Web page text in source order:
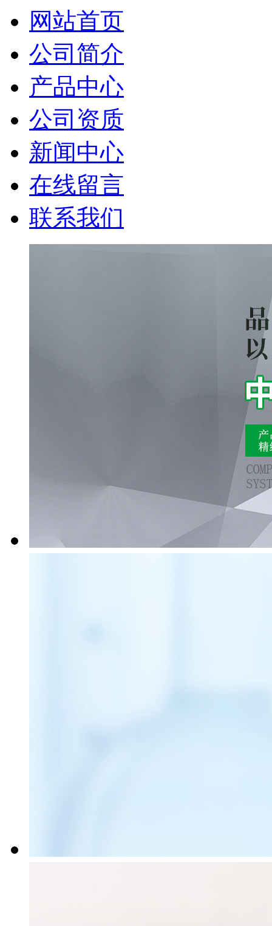
网站首页
公司简介
产品中心
公司资质
新闻中心
在线留言
联系我们